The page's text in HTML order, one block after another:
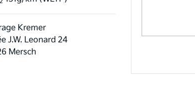
Kremer
J.W. Leonard 24
Mersch